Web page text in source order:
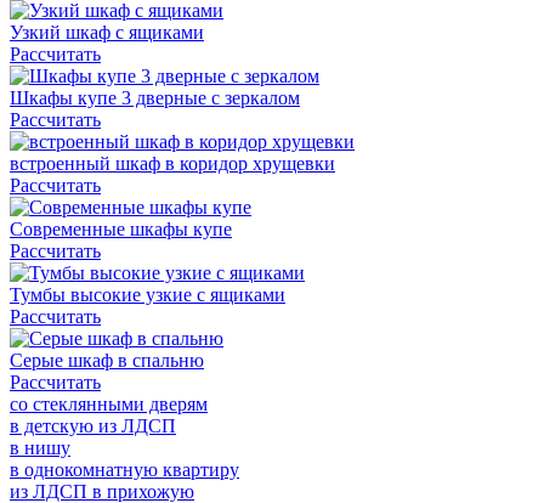
Узкий шкаф с ящиками
Рассчитать
Шкафы купе 3 дверные с зеркалом
Рассчитать
встроенный шкаф в коридор хрущевки
Рассчитать
Современные шкафы купе
Рассчитать
Тумбы высокие узкие с ящиками
Рассчитать
Серые шкаф в спальню
Рассчитать
со стеклянными дверям
в детскую из ЛДСП
в нишу
в однокомнатную квартиру
из ЛДСП в прихожую